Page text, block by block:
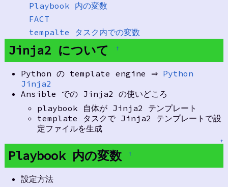
Playbook 内の変数
FACT
tempalte タスク内での変数
Jinja2 について †
Python の template engine ⇒ Python
Jinja2
Ansible での Jinja2 の使いどころ
playbook 自体が Jinja2 テンプレート
template タスクで Jinja2 テンプレートで設
定ファイルを生成
↑
Playbook 内の変数 †
設定方法